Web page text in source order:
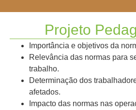
Projeto
Importância e objetivos da
Relevância das normas para
trabalho.
Determinação dos
afetados.
Impacto das normas nas